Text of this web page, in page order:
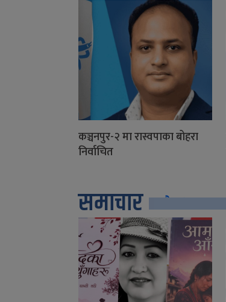
कञ्चनपुर-२ मा रास्वपाका बोहरा
निर्वाचित
समाचार सबै